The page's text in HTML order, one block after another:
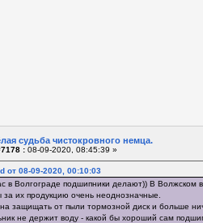
судьба чистокровного немца.
: 08-09-2020, 08:45:39 »
от 08-09-2020, 00:10:03
в Волгограде подшипники делают)) В Волжском
за их продукцию очень неоднозначные.
защищать от пыли тормозной диск и больше
не держит воду - какой бы хороший сам